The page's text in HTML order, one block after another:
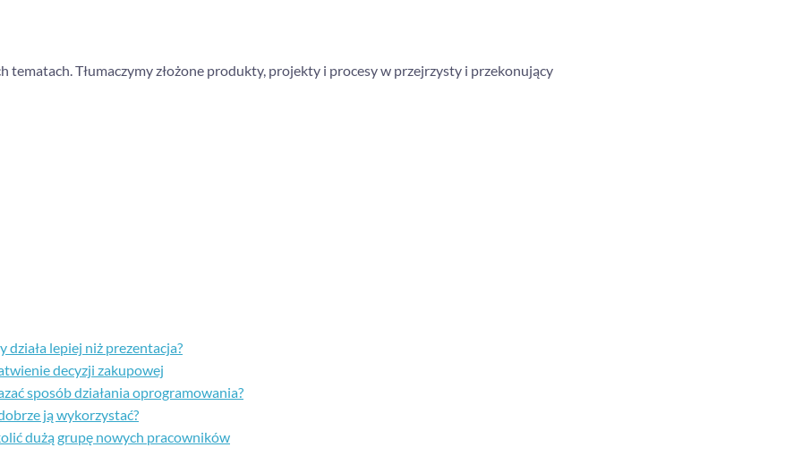
Tłumaczymy złożone produkty, projekty i procesy w przejrzysty i przekonujący
lepiej niż prezentacja?
decyzji zakupowej
sposób działania oprogramowania?
ją wykorzystać?
dużą grupę nowych pracowników